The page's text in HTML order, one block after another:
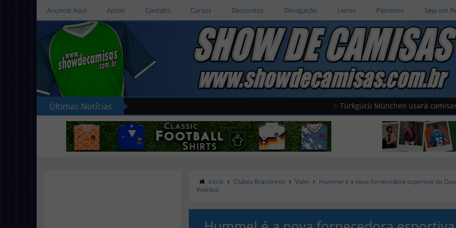
Anuncie Aqui Apoio Contato Cursos Descontos Divulgação Livros Parceiros Seja um
Últimas Notícias Türkgücü München usará camisas
Início Clubes Brasileiros Volei
Hummel é a nova fornecedora esportiva do
Voleibol